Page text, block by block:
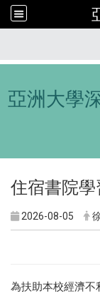
亞洲大學
住宿書院學
2026-08-05
為扶助本校經濟不